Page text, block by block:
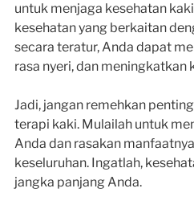
untuk menjaga kesehatan
kesehatan yang berkaitan
secara teratur, Anda dapat
rasa nyeri, dan meningkatkan
Jadi, jangan remehkan
terapi kaki. Mulailah untuk
Anda dan rasakan
keseluruhan. Ingatlah,
jangka panjang Anda.